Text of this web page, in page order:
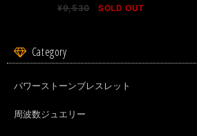
¥9,530
SOLD OUT
Category
パワーストーンブレスレット
周波数ジュエリー